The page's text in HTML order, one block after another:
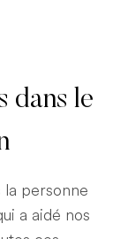
dans le
personne
a aidé nos